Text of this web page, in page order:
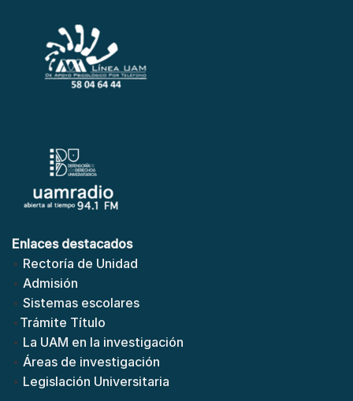
Enlaces destacados
Rectoría de Unidad
Admisión
Sistemas escolares
Trámite Título
La UAM en la investigación
Áreas de investigación
Legislación Universitaria